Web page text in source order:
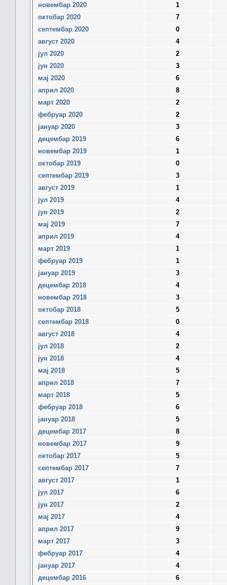
новембар 2020
1
октобар 2020
7
септембар 2020
0
август 2020
4
јул 2020
2
јун 2020
3
мај 2020
6
април 2020
8
март 2020
2
фебруар 2020
2
јануар 2020
3
децембар 2019
6
новембар 2019
1
октобар 2019
0
септембар 2019
3
август 2019
1
јул 2019
4
јун 2019
2
мај 2019
7
април 2019
4
март 2019
1
фебруар 2019
1
јануар 2019
3
децембар 2018
4
новембар 2018
3
октобар 2018
5
септембар 2018
0
август 2018
4
јул 2018
2
јун 2018
4
мај 2018
5
април 2018
7
март 2018
5
фебруар 2018
6
јануар 2018
5
децембар 2017
8
новембар 2017
9
октобар 2017
5
септембар 2017
7
август 2017
1
јул 2017
6
јун 2017
2
мај 2017
4
април 2017
9
март 2017
3
фебруар 2017
4
јануар 2017
4
децембар 2016
6